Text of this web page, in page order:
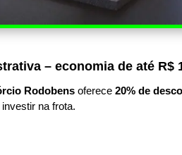
– economia de até R$
Rodobens oferece 20% de
na frota.